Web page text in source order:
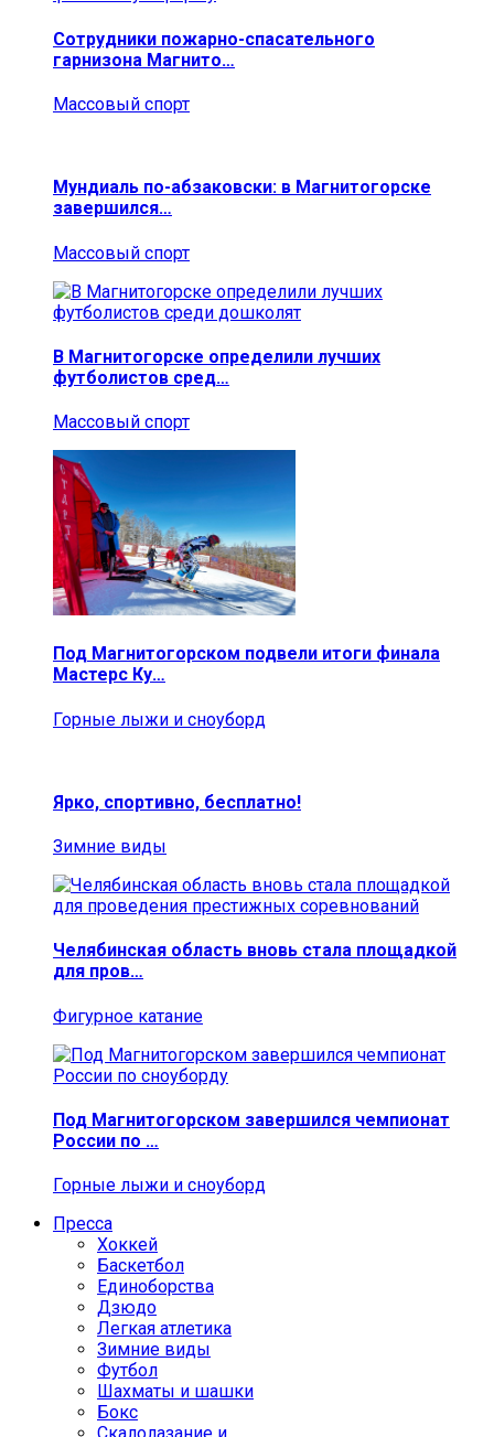
Сотрудники пожарно-спасательного
гарнизона Магнито…
Массовый спорт
Мундиаль по-абзаковски: в Магнитогорске
завершился…
Массовый спорт
В Магнитогорске определили лучших
футболистов сред…
Массовый спорт
Под Магнитогорском подвели итоги финала
Мастерс Ку…
Горные лыжи и сноуборд
Ярко, спортивно, бесплатно!
Зимние виды
Челябинская область вновь стала площадкой
для пров…
Фигурное катание
Под Магнитогорском завершился чемпионат
России по …
Горные лыжи и сноуборд
Пресса
Хоккей
Баскетбол
Единоборства
Дзюдо
Легкая атлетика
Зимние виды
Футбол
Шахматы и шашки
Бокс